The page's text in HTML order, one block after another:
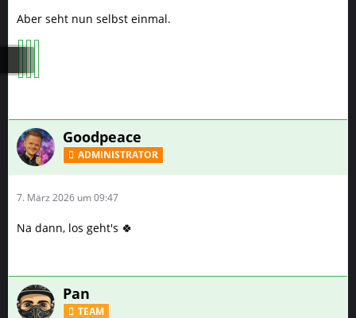
Aber seht nun selbst einmal.
Goodpeace
ADMINISTRATOR
7. März 2026 um 09:47
Na dann, los geht's 🍀
Pan
TEAM